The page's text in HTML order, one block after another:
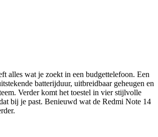
alles wat je zoekt in een budgettelefoon. Een
batterijduur, uitbreidbaar geheugen en
Verder komt het toestel in vier stijlvolle
bij je past. Benieuwd wat de Redmi Note 14